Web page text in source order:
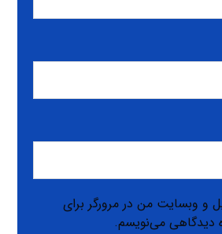
و وبسایت من در مرورگر برای
دیدگاهی می‌نویسم.